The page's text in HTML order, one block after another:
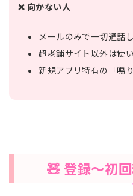
❌ 向かない人
メールのみで一切通話
超老舗サイト以外は使
新規アプリ特有の「鳴
🧸 登録〜初